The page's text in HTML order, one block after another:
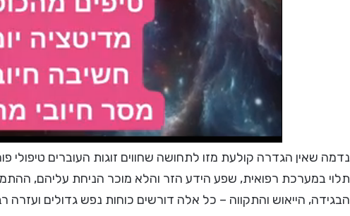
נדמה שאין הגדרה קולעת מזו לתחושה שחווים זוגות העוברים טיפולי
תלוי במערכת רפואית, שפע הידע הזר והלא מוכר הניחת עליהם,
הבגידה, הייאוש והתקווה – כל אלה דורשים כוחות נפש גדולים ועזרה